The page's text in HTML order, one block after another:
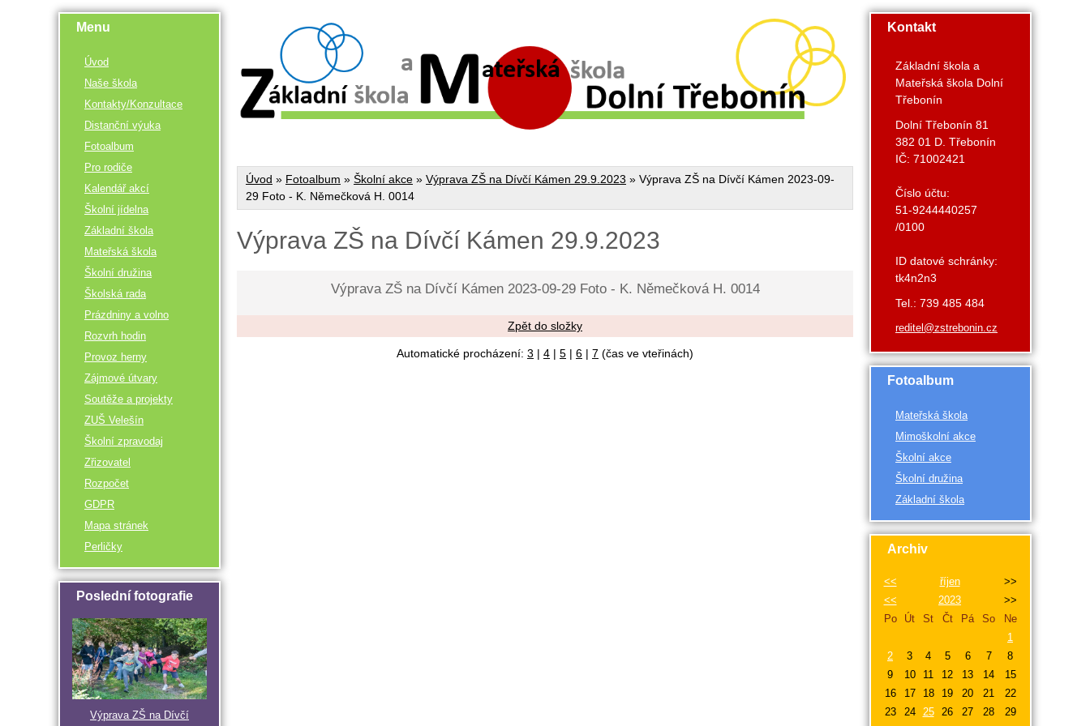
Menu
Úvod
Naše škola
Kontakty/Konzultace
Distanční výuka
Fotoalbum
Pro rodiče
Kalendář akcí
Školní jídelna
Základní škola
Mateřská škola
Školní družina
Školská rada
Prázdniny a volno
Rozvrh hodin
Provoz herny
Zájmové útvary
Soutěže a projekty
ZUŠ Velešín
Školní zpravodaj
Zřizovatel
Rozpočet
GDPR
Mapa stránek
Perličky
Poslední fotografie
Výprava ZŠ na Dívčí
Úvod » Fotoalbum » Školní akce » Výprava ZŠ na Dívčí Kámen 29.9.2023 » Výprava ZŠ na Dívčí Kámen 2023-09-
29 Foto - K. Němečková H. 0014
Výprava ZŠ na Dívčí Kámen 29.9.2023
Výprava ZŠ na Dívčí Kámen 2023-09-29 Foto - K. Němečková H. 0014
Zpět do složky
Automatické procházení: 3 | 4 | 5 | 6 | 7 (čas ve vteřinách)
Kontakt
Základní škola a
Mateřská škola Dolní
Třebonín
Dolní Třebonín 81
382 01 D. Třebonín
IČ: 71002421
Číslo účtu:
51-9244440257
/0100
ID datové schránky:
tk4n2n3
Tel.: 739 485 484
reditel@zstrebonin.cz
Fotoalbum
Mateřská škola
Mimoškolní akce
Školní akce
Školní družina
Základní škola
Archiv
<< říjen
>>
<<
2023
>>
Po
Út St Čt Pá So
Ne
1
2
3 4 5 6 7
8
9
10 11 12 13 14
15
16
17 18 19 20 21
22
23
24 25 26 27 28
29